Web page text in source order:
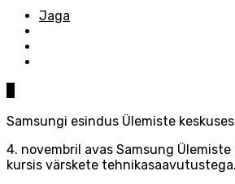
Jaga
Samsungi esindus Ülemiste
4. novembril avas Samsung
kursis värskete tehnikasaavutustega.